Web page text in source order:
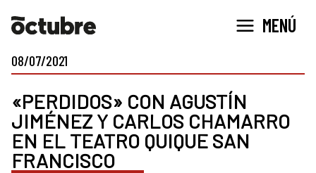
MENÚ
08/07/2021
«PERDIDOS» CON AGUSTÍN
JIMÉNEZ Y CARLOS CHAMARRO
EN EL TEATRO QUIQUE SAN
FRANCISCO